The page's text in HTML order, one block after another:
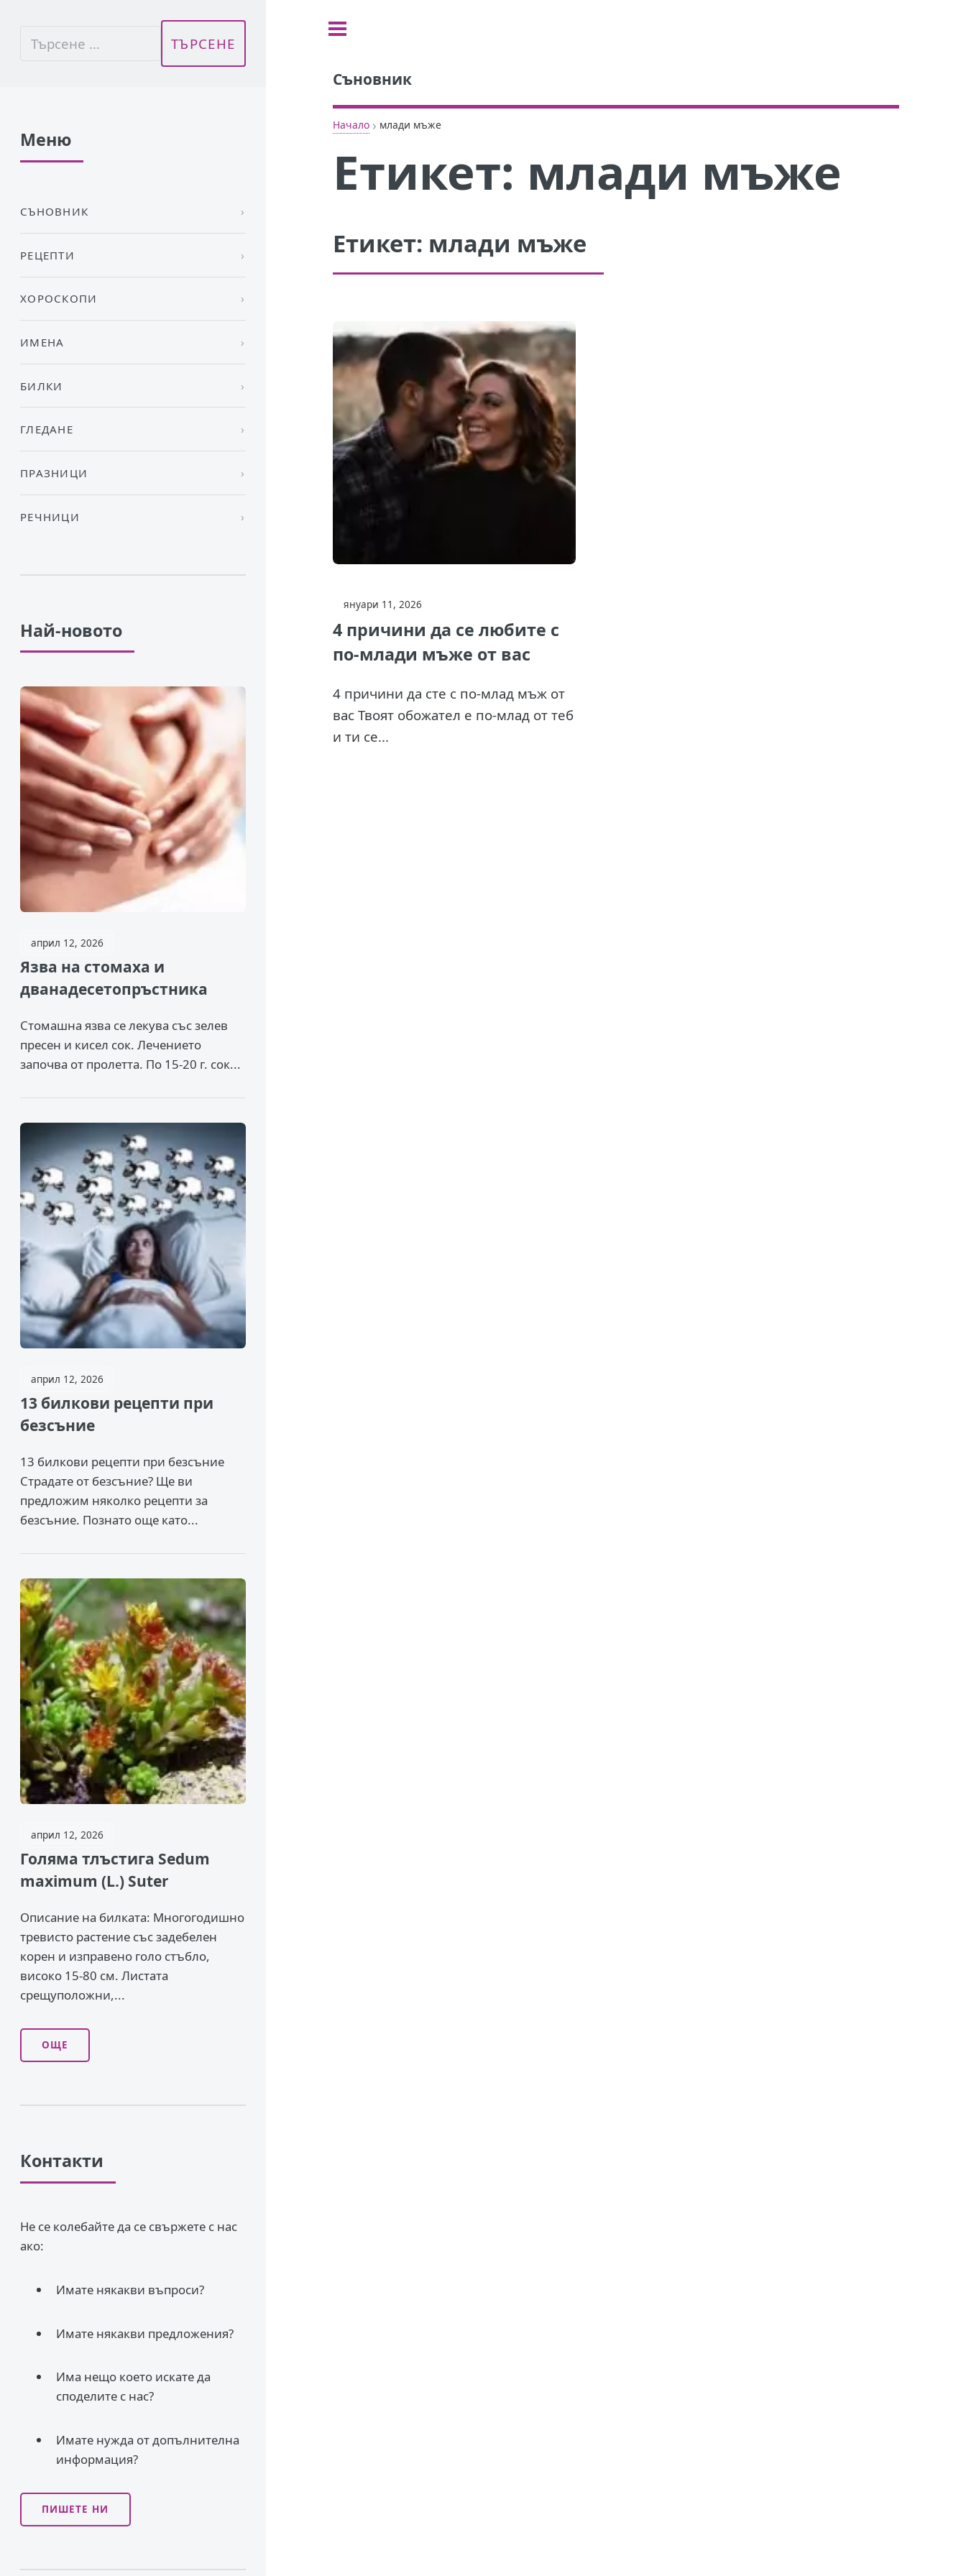
Съновник
Начало › млади мъже
Етикет: млади мъже
Етикет: млади мъже
януари 11, 2026
4 причини да се любите с
по-млади мъже от вас
4 причини да сте с по-млад мъж от
вас Твоят обожател е по-млад от теб
и ти се...
Меню
СЪНОВНИК
РЕЦЕПТИ
ХОРОСКОПИ
ИМЕНА
БИЛКИ
ГЛЕДАНЕ
ПРАЗНИЦИ
РЕЧНИЦИ
Най-новото
април 12, 2026
Язва на стомаха и
дванадесетопръстника
Стомашна язва се лекува със зелев
пресен и кисел сок. Лечението
започва от пролетта. По 15-20 г. сок...
април 12, 2026
13 билкови рецепти при
безсъние
13 билкови рецепти при безсъние
Страдате от безсъние? Ще ви
предложим няколко рецепти за
безсъние. Познато още като...
април 12, 2026
Голяма тлъстига Sedum
maximum (L.) Suter
Описание на билката: Многогодишно
тревисто растение със задебелен
корен и изправено го­ло стъбло,
високо 15-80 см. Листата
срещуположни,...
ОЩЕ
Контакти
Не се колебайте да се свържете с нас
ако:
Имате някакви въпроси?
Имате някакви предложения?
Има нещо което искате да
споделите с нас?
Имате нужда от допълнителна
информация?
ПИШЕТЕ НИ